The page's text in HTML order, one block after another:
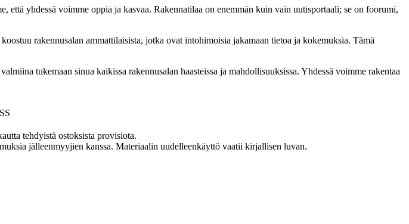
yhdessä voimme oppia ja kasvaa. Rakennatilaa on enemmän kuin vain uutisportaali; se on foorumi,
rakennusalan ammattilaisista, jotka ovat intohimoisia jakamaan tietoa ja kokemuksia. Tämä
tukemaan sinua kaikissa rakennusalan haasteissa ja mahdollisuuksissa. Yhdessä voimme rakentaa
tehdyistä ostoksista provisiota.
jälleenmyyjien kanssa. Materiaalin uudelleenkäyttö vaatii kirjallisen luvan.